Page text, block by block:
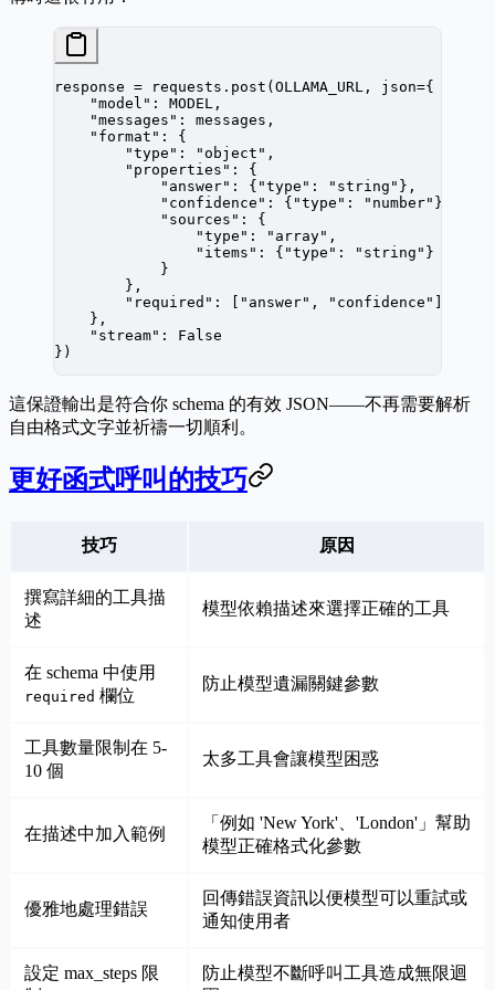
response = requests.post(OLLAMA_URL , json={
    "model"
: MODEL ,
    "messages"
: messages,
    "format"
: {
        "type"
: "object" ,
        "properties"
: {
            "answer"
: { "type" : "string" },
            "confidence"
: { "type" : "number" },
            "sources"
: {
                "type"
: "array" ,
                "items"
: { "type" : "string" }
            }
        },
        "required"
: [ "answer" , "confidence" ]
    },
    "stream"
: False
})
這保證輸出是符合你 schema 的有效 JSON——不再需要解析
自由格式文字並祈禱一切順利。
更好函式呼叫的技巧
技巧 原因
撰寫詳細的工具描
述
模型依賴描述來選擇正確的工具
在 schema 中使用
required 欄位
防止模型遺漏關鍵參數
工具數量限制在 5-
10 個
太多工具會讓模型困惑
在描述中加入範例
「例如 'New York'、'London'」幫助
模型正確格式化參數
優雅地處理錯誤
回傳錯誤資訊以便模型可以重試或
通知使用者
設定 max_steps 限
防止模型不斷呼叫工具造成無限迴